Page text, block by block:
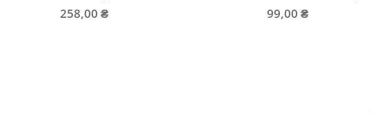
258,00 ₴ 99,00 ₴